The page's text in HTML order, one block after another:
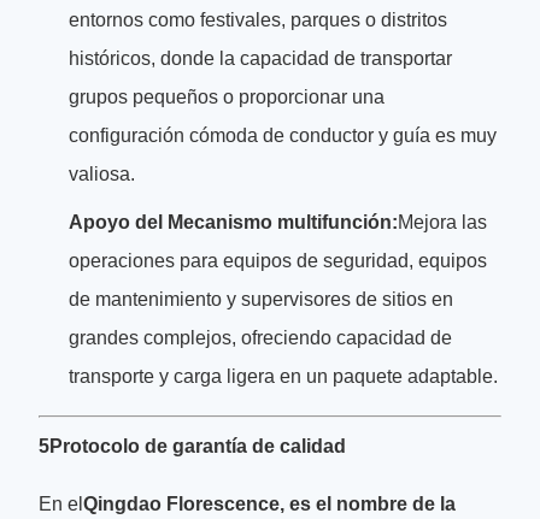
entornos como festivales, parques o distritos
históricos, donde la capacidad de transportar
grupos pequeños o proporcionar una
configuración cómoda de conductor y guía es muy
valiosa.
Apoyo del Mecanismo multifunción:Mejora las
operaciones para equipos de seguridad, equipos
de mantenimiento y supervisores de sitios en
grandes complejos, ofreciendo capacidad de
transporte y carga ligera en un paquete adaptable.
5Protocolo de garantía de calidad
En el Qingdao Florescence, es el nombre de la